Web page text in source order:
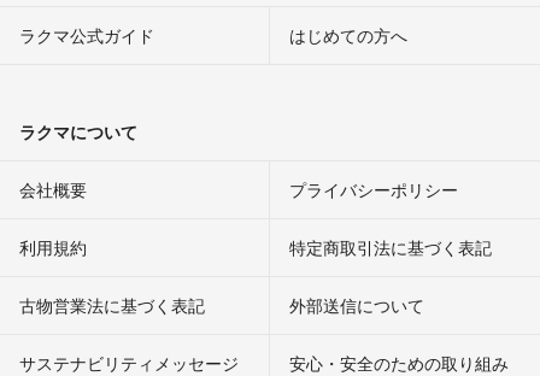
ラクマ公式ガイド はじめての方へ
ラクマについて
会社概要 プライバシーポリシー
利用規約 特定商取引法に基づく表記
古物営業法に基づく表記 外部送信について
サステナビリティメッセージ 安心・安全のための取り組み